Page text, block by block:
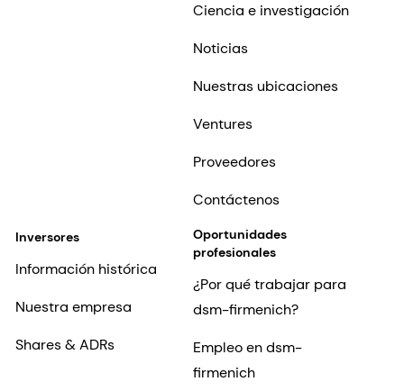
Ciencia e investigación
Noticias
Nuestras ubicaciones
Ventures
Proveedores
Contáctenos
Inversores
Información histórica
Nuestra empresa
Shares & ADRs
Oportunidades
profesionales
¿Por qué trabajar para
dsm-firmenich?
Empleo en dsm-
firmenich